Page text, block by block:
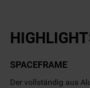
SPACEFRAME
Der vollständig aus